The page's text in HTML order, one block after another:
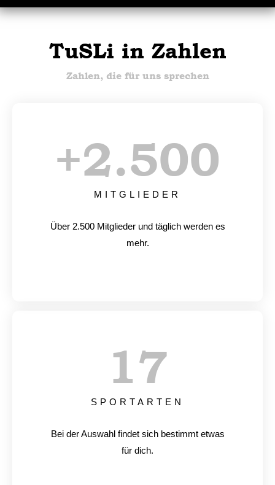
TuSLi in Zahlen
Zahlen, die für uns sprechen
MITGLIEDER
+2.500
Über 2.500 Mitglieder und täglich werden es
mehr.
SPORTARTEN
17
Bei der Auswahl findet sich bestimmt etwas
für dich.